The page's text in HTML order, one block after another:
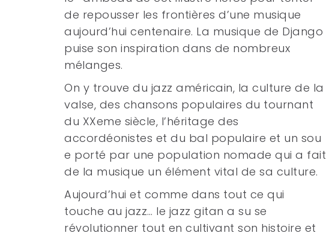
de repousser les frontières d’une musique
aujourd’hui centenaire. La musique de Django
puise son inspiration dans de nombreux
mélanges.
On y trouve du jazz américain, la culture de la
valse, des chansons populaires du tournant
du XXeme siècle, l’héritage des
accordéonistes et du bal populaire et un sou
e porté par une population nomade qui a fait
de la musique un élément vital de sa culture.
Aujourd’hui et comme dans tout ce qui
touche au jazz… le jazz gitan a su se
révolutionner tout en cultivant son histoire et